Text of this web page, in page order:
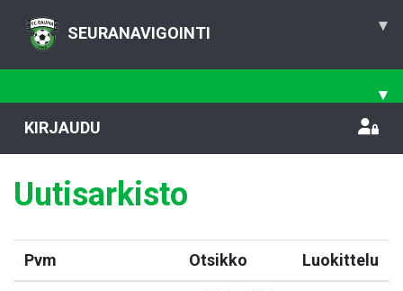
SEURANAVIGOINTI ▾
▾
KIRJAUDU
Uutisarkisto
Pvm Otsikko Luokittelu